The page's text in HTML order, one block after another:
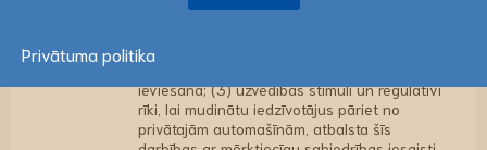
(2) tādu pilotprojektu kā modulāru mobilitātes
novietņu, “park and ride” sistēmu un
ieviešana; (3) uzvedības stimuli un regulatīvi
rīki, lai mudinātu iedzīvotājus pāriet no
privātajām automašīnām, atbalsta šīs
Privātuma politika